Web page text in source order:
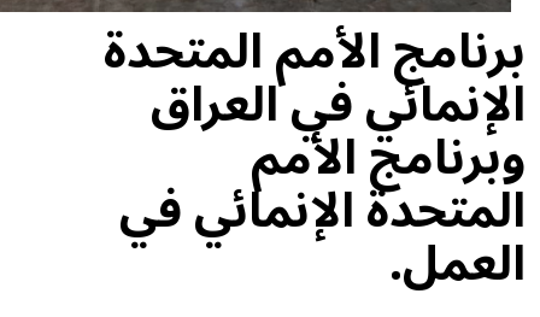
برنامج الأمم المتحدة
الإنمائي في العراق
وبرنامج الأمم
المتحدة الإنمائي في
العمل.